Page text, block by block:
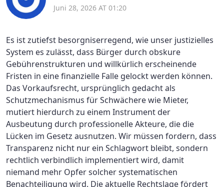
Juni 28, 2026 AT 01:20
Es ist zutiefst besorgniserregend, wie unser justizielles
System es zulässt, dass Bürger durch obskure
Gebührenstrukturen und willkürlich erscheinende
Fristen in eine finanzielle Falle gelockt werden können.
Das Vorkaufsrecht, ursprünglich gedacht als
Schutzmechanismus für Schwächere wie Mieter,
mutiert hierdurch zu einem Instrument der
Ausbeutung durch professionelle Akteure, die die
Lücken im Gesetz ausnutzen. Wir müssen fordern, dass
Transparenz nicht nur ein Schlagwort bleibt, sondern
rechtlich verbindlich implementiert wird, damit
niemand mehr Opfer solcher systematischen
Benachteiligung wird. Die aktuelle Rechtslage fördert